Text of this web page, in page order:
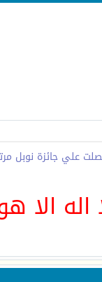
علي جائزة نوبل
الا